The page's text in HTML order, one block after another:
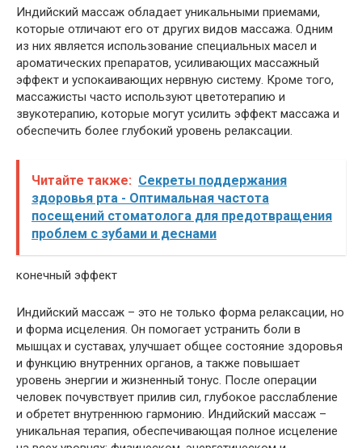
Индийский массаж обладает уникальными приемами,
которые отличают его от других видов массажа. Одним
из них является использование специальных масел и
ароматических препаратов, усиливающих массажный
эффект и успокаивающих нервную систему. Кроме того,
массажисты часто используют цветотерапию и
звукотерапию, которые могут усилить эффект массажа и
обеспечить более глубокий уровень релаксации.
Читайте также: Секреты поддержания
здоровья рта - Оптимальная частота
посещений стоматолога для предотвращения
проблем с зубами и деснами
конечный эффект
Индийский массаж – это не только форма релаксации, но
и форма исцеления. Он помогает устранить боли в
мышцах и суставах, улучшает общее состояние здоровья
и функцию внутренних органов, а также повышает
уровень энергии и жизненный тонус. После операции
человек почувствует прилив сил, глубокое расслабление
и обретет внутреннюю гармонию. Индийский массаж –
уникальная терапия, обеспечивающая полное исцеление